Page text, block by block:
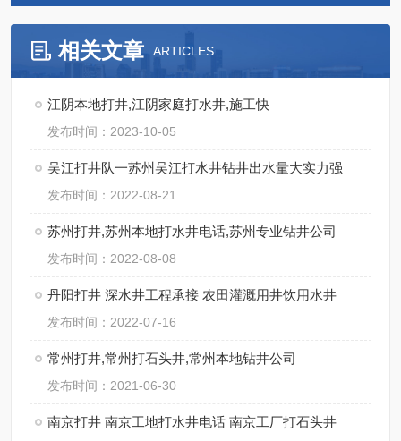
相关文章 ARTICLES
江阴本地打井,江阴家庭打水井,施工快
发布时间：2023-10-05
吴江打井队一苏州吴江打水井钻井出水量大实力强
发布时间：2022-08-21
苏州打井,苏州本地打水井电话,苏州专业钻井公司
发布时间：2022-08-08
丹阳打井 深水井工程承接 农田灌溉用井饮用水井
发布时间：2022-07-16
常州打井,常州打石头井,常州本地钻井公司
发布时间：2021-06-30
南京打井 南京工地打水井电话 南京工厂打石头井